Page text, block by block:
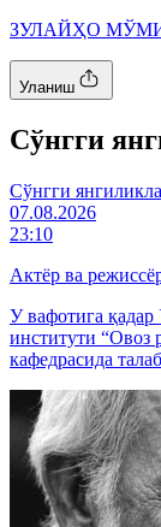
ЗУЛАЙҲО
Уланиш
Cўнгги
Cўнгги
07.08.2026
23:10
Актёр ва
У вафотига қадар
институти “Овоз
кафедрасида